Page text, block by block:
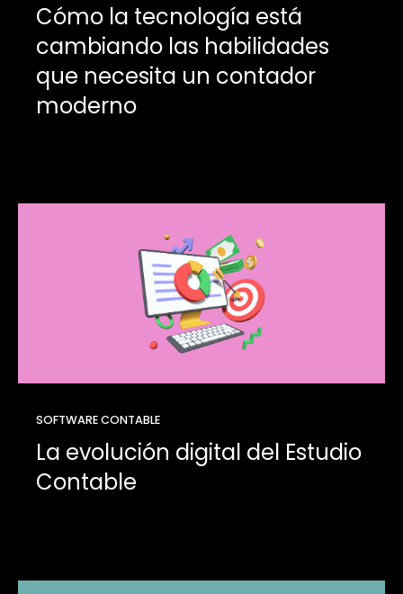
Cómo la tecnología está
cambiando las habilidades
que necesita un contador
moderno
SOFTWARE CONTABLE
La evolución digital del Estudio
Contable